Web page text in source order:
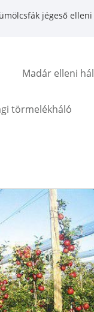
jégeső
Madár elleni
törmelékháló